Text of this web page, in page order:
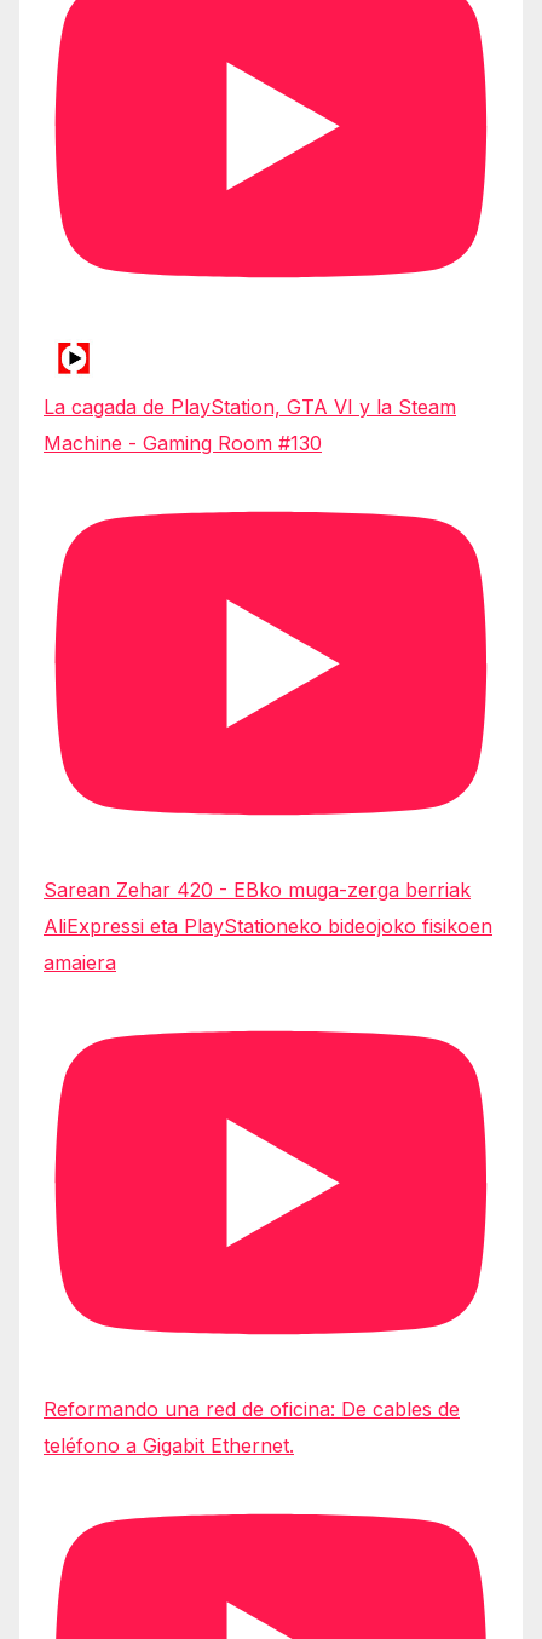
La cagada de PlayStation, GTA VI y la Steam
Machine - Gaming Room #130
Sarean Zehar 420 - EBko muga-zerga berriak
AliExpressi eta PlayStationeko bideojoko fisikoen
amaiera
Reformando una red de oficina: De cables de
teléfono a Gigabit Ethernet.